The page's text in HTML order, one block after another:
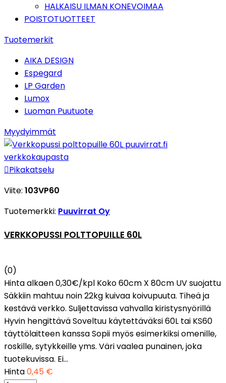
HALKAISU ILMAN KONEVOIMAA
POISTOTUOTTEET
Tuotemerkit
AIKA DESIGN
Espegard
LP Garden
Lumox
Luoman Puutuote
Myydyimmät
Pikakatselu
Viite: 103VP60
Tuotemerkki: Puuvirrat Oy
VERKKOPUSSI POLTTOPUILLE 60L
(0)
Hinta alkaen 0,30€/kpl Koko 60cm X 80cm UV suojattu
Säkkiin mahtuu noin 22kg kuivaa koivupuuta. Tiheä ja
kestävä verkko. Suljettavissa vahvalla kiristysnyörillä
Hyvin hengittävä Soveltuu käytettäväksi 60L tai KS60
täyttölaitteen kanssa Sopii myös esimerkiksi omenille,
roskille, sytykkeille yms. Väri vaalea punainen, joka
tuotekuvissa. Ei...
Hinta0,45 €